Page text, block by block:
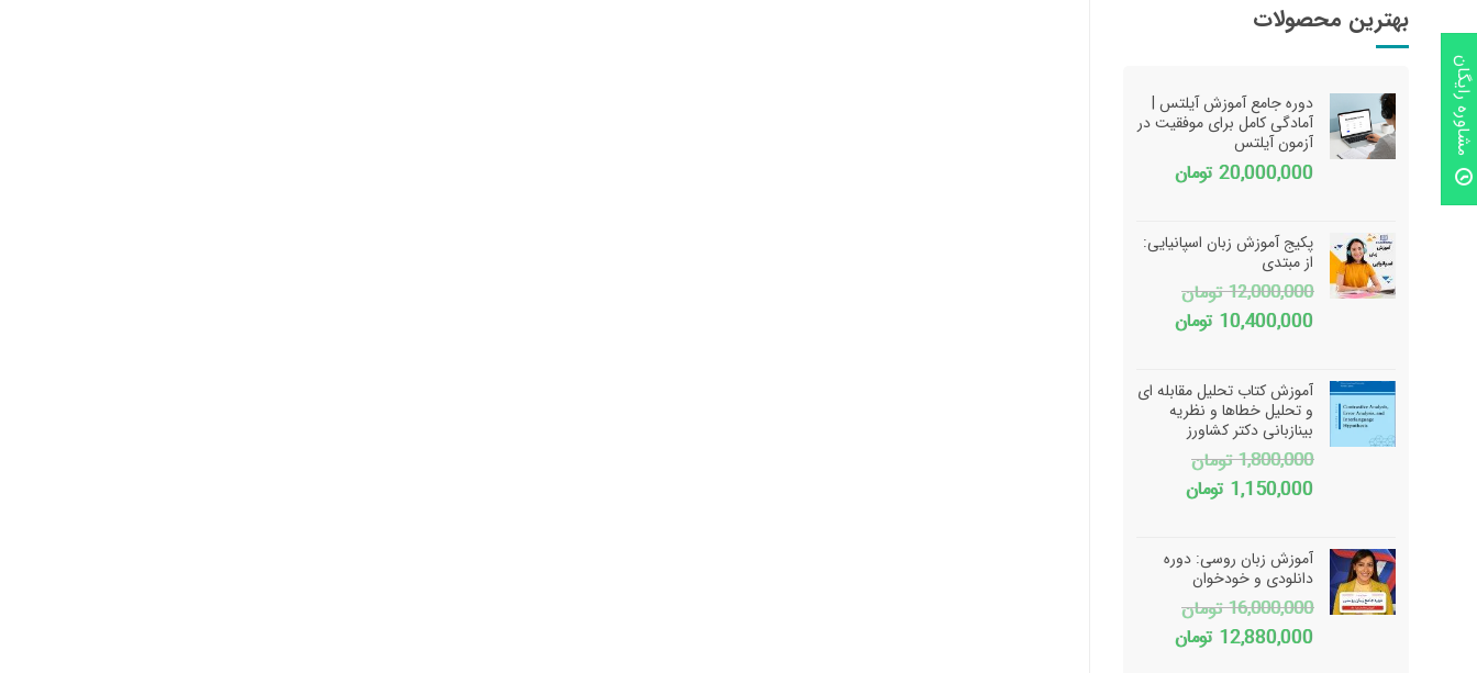
بهترین محصولات
دوره جامع آموزش آیلتس |
آمادگی کامل برای موفقیت در
آزمون آیلتس
20,000,000 تومان
پکیج آموزش زبان اسپانیایی:
از مبتدی
12,000,000 تومان
قیمت
12,000,000 تومان
بود.
10,400,000 تومانقیمت
است.
آموزش کتاب تحلیل مقابله ای
و تحلیل خطاها و نظریه
بینازبانی دکتر کشاورز
1,800,000 تومان
قیمت
بود.
1,150,000 تومانقیمت
است.
آموزش زبان روسی: دوره
دانلودی و خودخوان
16,000,000 تومان
قیمت
12,880,000 تومانقیمت
مشاوره رایگان